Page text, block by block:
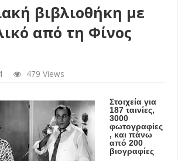
βιβλιοθήκη με
από τη Φίνος
479 Views
Στοιχεία για
187 ταινίες,
3000
φωτογραφίες
, και πάνω
από 200
βιογραφίες